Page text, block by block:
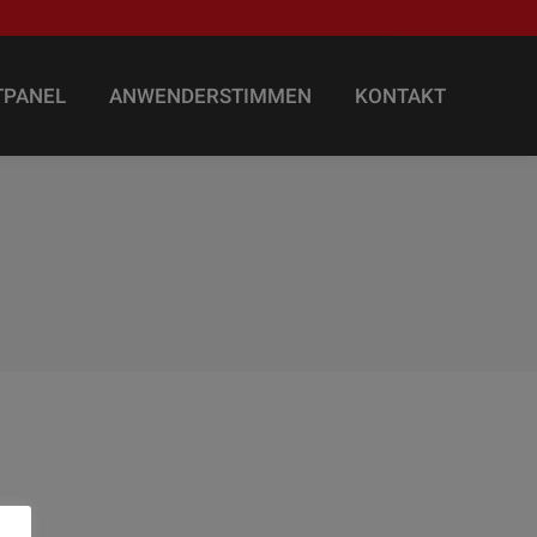
ANWENDERSTIMMEN KONTAKT